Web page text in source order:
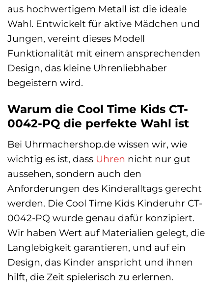
aus hochwertigem Metall ist die ideale
Wahl. Entwickelt für aktive Mädchen und
Jungen, vereint dieses Modell
Funktionalität mit einem ansprechenden
Design, das kleine Uhrenliebhaber
begeistern wird.
Warum die Cool Time Kids CT-
0042-PQ die perfekte Wahl ist
Bei Uhrmachershop.de wissen wir, wie
wichtig es ist, dass Uhren nicht nur gut
aussehen, sondern auch den
Anforderungen des Kinderalltags gerecht
werden. Die Cool Time Kids Kinderuhr CT-
0042-PQ wurde genau dafür konzipiert.
Wir haben Wert auf Materialien gelegt, die
Langlebigkeit garantieren, und auf ein
Design, das Kinder anspricht und ihnen
hilft, die Zeit spielerisch zu erlernen.